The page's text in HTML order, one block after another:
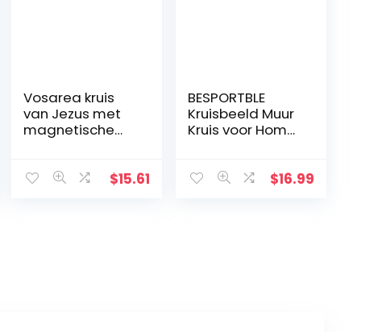
Vosarea kruis
van Jezus met
magnetische
$15.61
BESPORTBLE
Kruisbeeld Muur
Kruis voor Home
Kruisbeeld
$16.99